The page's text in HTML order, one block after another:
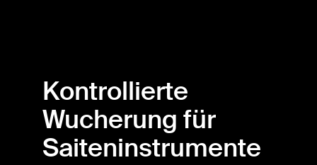
Kontrollierte
Wucherung für
Saiteninstrumente